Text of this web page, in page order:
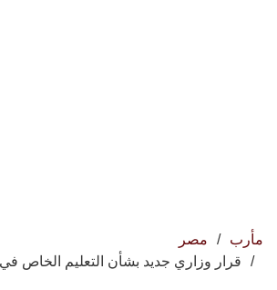
مأرب
مصر
قرار وزاري جديد بشأن التعليم الخاص